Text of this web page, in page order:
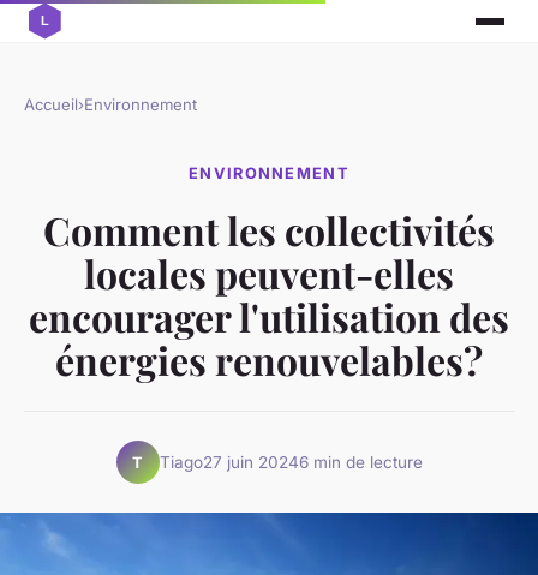
Accueil›Environnement
ENVIRONNEMENT
Comment les collectivités
locales peuvent-elles
encourager l'utilisation des
énergies renouvelables?
T Tiago27 juin 20246 min de lecture